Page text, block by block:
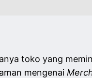
toko yang
mengenai